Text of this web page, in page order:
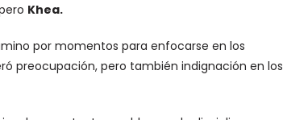
Khea.
por momentos para enfocarse en los
preocupación, pero también indignación en los